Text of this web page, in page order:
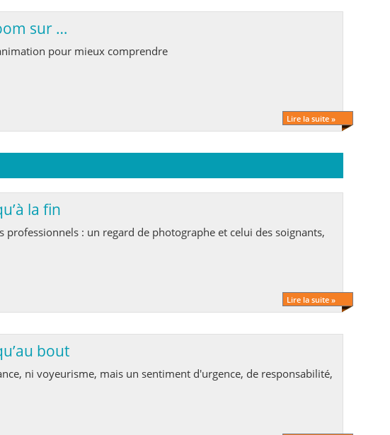
sur …
pour mieux comprendre
Lire la suite »
la fin
professionnels : un regard de photographe et celui des soignants,
Lire la suite »
bout